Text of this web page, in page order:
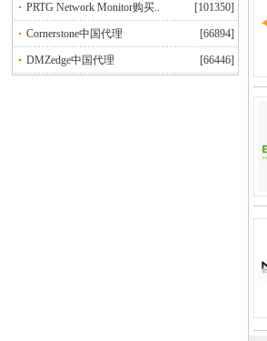
PRTG Network Monitor购买.. [101350]
Cornerstone中国代理 [66894]
DMZedge中国代理 [66446]